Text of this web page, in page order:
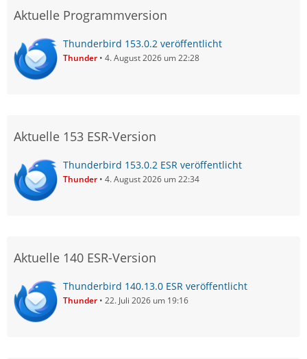
Aktuelle Programmversion
Thunderbird 153.0.2 veröffentlicht
Thunder 4. August 2026 um 22:28
Aktuelle 153 ESR-Version
Thunderbird 153.0.2 ESR veröffentlicht
Thunder 4. August 2026 um 22:34
Aktuelle 140 ESR-Version
Thunderbird 140.13.0 ESR veröffentlicht
Thunder 22. Juli 2026 um 19:16